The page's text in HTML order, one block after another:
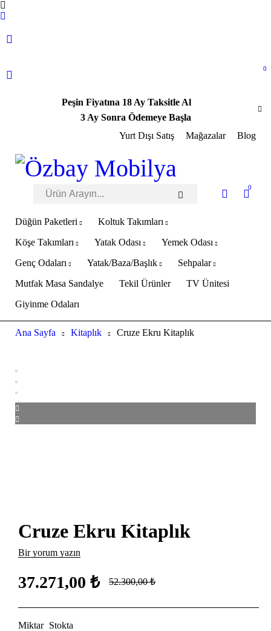
0
Peşin Fiyatına 18 Ay Taksitle Al
3 Ay Sonra Ödemeye Başla
Yurt Dışı Satış
Mağazalar Blog
0
Düğün Paketleri
Koltuk Takımları
Köşe Takımları
Yatak Odası
Yemek Odası
Genç Odaları
Yatak/Baza/Başlık
Sehpalar
Mutfak Masa Sandalye
Tekil Ürünler
TV Ünitesi
Giyinme Odaları
Ana Sayfa Kitaplık Cruze Ekru Kitaplık
Cruze Ekru Kitaplık
Bir yorum yazın
52.300,00₺
37.271,00 ₺
Miktar Stokta